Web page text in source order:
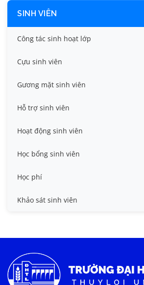
SINH VIÊN
Công tác sinh hoạt lớp
Cựu sinh viên
Gương mặt sinh viên
Hỗ trợ sinh viên
Miễn giảm học phí
Nhà ở
Hoạt động sinh viên
Học bổng sinh viên
HB khuyến khích học tập
HB Lê Văn Kiểm và gia đình
Học phí
Khảo sát sinh viên